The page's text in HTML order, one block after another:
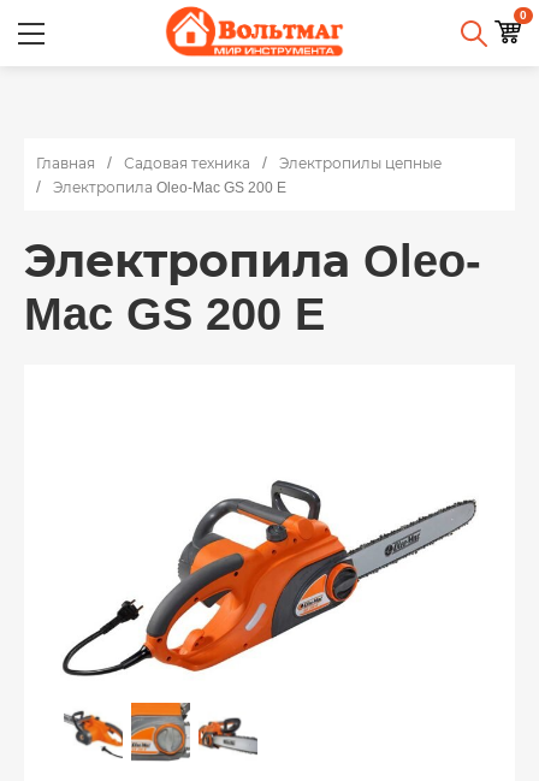
0
Главная Садовая техника
Электропилы цепные
Электропила Oleo-Mac GS 200 E
Электропила Oleo-
Mac GS 200 E